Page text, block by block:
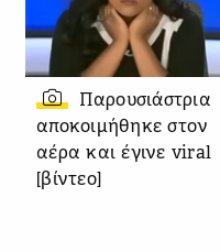
Παρουσιάστρια
αποκοιμήθηκε στον
αέρα και έγινε viral
[βίντεο]